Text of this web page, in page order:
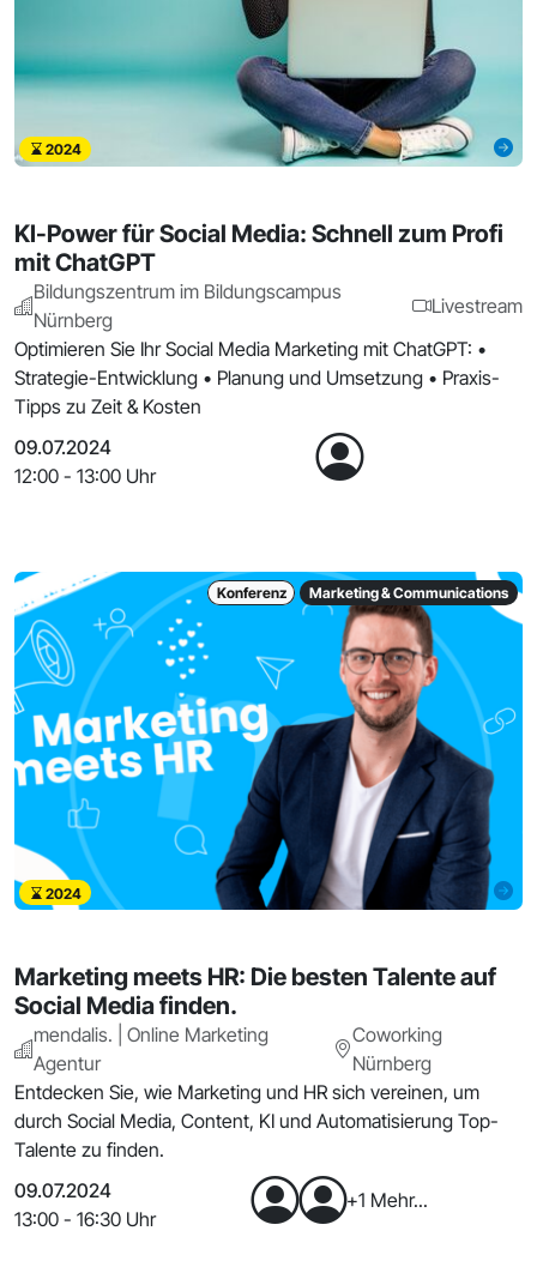
2024
KI-Power für Social Media: Schnell zum Profi
mit ChatGPT
Bildungszentrum im Bildungscampus
Nürnberg
Livestream
Optimieren Sie Ihr Social Media Marketing mit ChatGPT: •
Strategie-Entwicklung • Planung und Umsetzung • Praxis-
Tipps zu Zeit & Kosten
09.07.2024
12:00 - 13:00 Uhr
Konferenz Marketing & Communications
2024
Marketing meets HR: Die besten Talente auf
Social Media finden.
mendalis. | Online Marketing
Agentur
Coworking
Nürnberg
Entdecken Sie, wie Marketing und HR sich vereinen, um
durch Social Media, Content, KI und Automatisierung Top-
Talente zu finden.
09.07.2024
13:00 - 16:30 Uhr
+1 Mehr...